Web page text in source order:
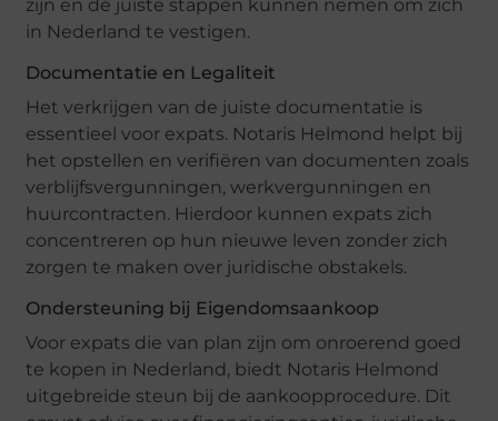
zijn en de juiste stappen kunnen nemen om zich
in Nederland te vestigen.
Documentatie en Legaliteit
Het verkrijgen van de juiste documentatie is
essentieel voor expats. Notaris Helmond helpt bij
het opstellen en verifiëren van documenten zoals
verblijfsvergunningen, werkvergunningen en
huurcontracten. Hierdoor kunnen expats zich
concentreren op hun nieuwe leven zonder zich
zorgen te maken over juridische obstakels.
Ondersteuning bij Eigendomsaankoop
Voor expats die van plan zijn om onroerend goed
te kopen in Nederland, biedt Notaris Helmond
uitgebreide steun bij de aankoopprocedure. Dit